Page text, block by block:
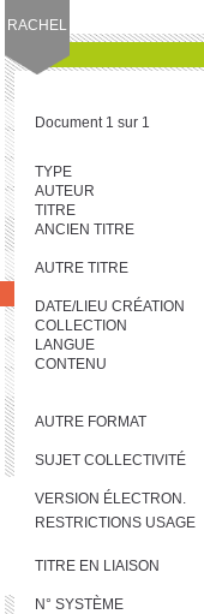
RACHEL
Document 1 sur 1
TYPE
AUTEUR
TITRE
ANCIEN TITRE
AUTRE TITRE
DATE/LIEU CRÉATION
COLLECTION
LANGUE
CONTENU
AUTRE FORMAT
SUJET COLLECTIVITÉ
VERSION ÉLECTRON.
RESTRICTIONS USAGE
TITRE EN LIAISON
N° SYSTÈME